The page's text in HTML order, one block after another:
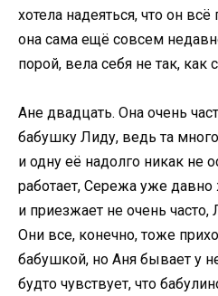
хотела надеяться, что он
она сама ещё совсем
порой, вела себя не так, как
Ане двадцать. Она очень
бабушку Лиду, ведь та
и одну её надолго никак не
работает, Сережа уже
и приезжает не очень
Они все, конечно, тоже
бабушкой, но Аня бывает у
будто чувствует, что